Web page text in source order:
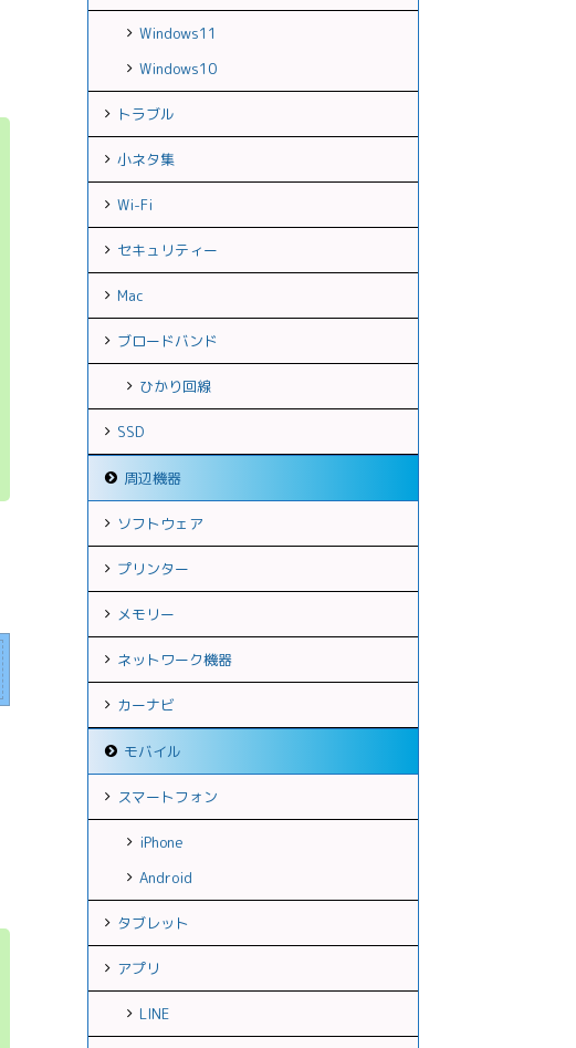
Windows11
Windows10
トラブル
小ネタ集
Wi-Fi
セキュリティー
Mac
ブロードバンド
ひかり回線
SSD
周辺機器
ソフトウェア
プリンター
メモリー
ネットワーク機器
カーナビ
モバイル
スマートフォン
iPhone
Android
タブレット
アプリ
LINE